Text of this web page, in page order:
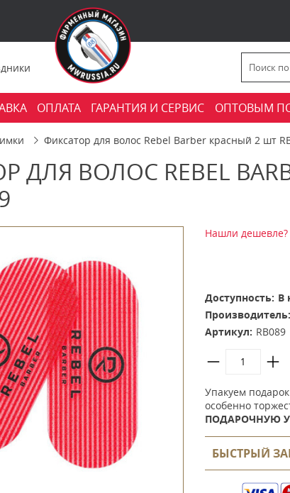
ОПЛАТА ГАРАНТИЯ И СЕРВИС ОПТОВЫМ
Фиксатор для волос Rebel Barber красный 2 шт
ДЛЯ ВОЛОС REBEL
Нашли
Доступность: В
Производитель:
Артикул: RB089
Упакуем
особенно
ПОДАРОЧНУЮ
БЫСТРЫЙ